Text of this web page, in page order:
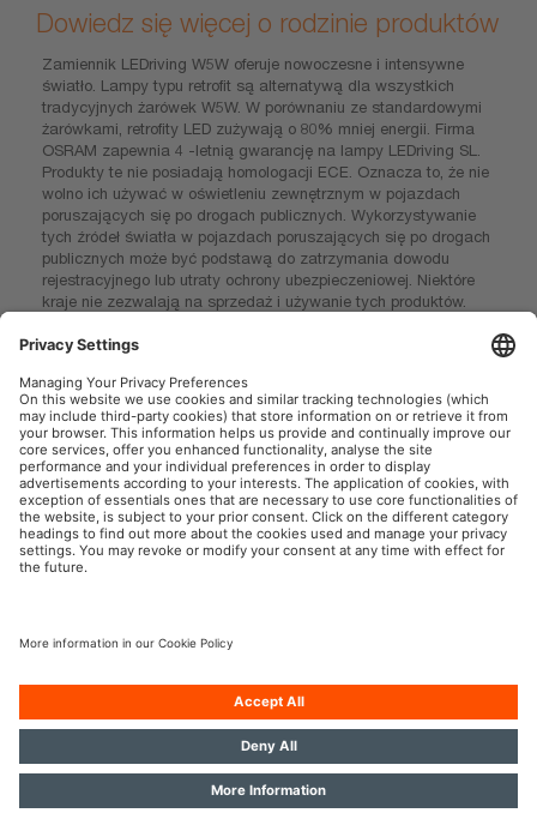
Dowiedz się więcej o rodzinie produktów
Zamiennik LEDriving W5W oferuje nowoczesne i intensywne
światło. Lampy typu retrofit są alternatywą dla wszystkich
tradycyjnych żarówek W5W. W porównaniu ze standardowymi
żarówkami, retrofity LED zużywają o 80% mniej energii. Firma
OSRAM zapewnia 4 -letnią gwarancję na lampy LEDriving SL.
Produkty te nie posiadają homologacji ECE. Oznacza to, że nie
wolno ich używać w oświetleniu zewnętrznym w pojazdach
poruszających się po drogach publicznych. Wykorzystywanie
tych źródeł światła w pojazdach poruszających się po drogach
publicznych może być podstawą do zatrzymania dowodu
rejestracyjnego lub utraty ochrony ubezpieczeniowej. Niektóre
kraje nie zezwalają na sprzedaż i używanie tych produktów.
informacje o dostępności w Twoim kraju.
OSRAM AutoMoto w mediach społecznościowych
Informacje firmowe
Warunki użytkowania
© 2026, OSRAM GmbH. Wszelkie prawa zastrzeżone.